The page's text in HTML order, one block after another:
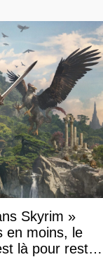
Skyrim »
en moins, le
là pour rester